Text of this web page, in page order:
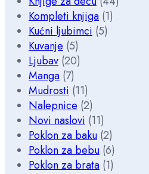
Kompleti knjiga (1)
Kućni ljubimci (5)
Kuvanje (5)
Ljubav (20)
Manga (7)
Mudrosti (11)
Nalepnice (2)
Novi naslovi (11)
Poklon za baku (2)
Poklon za bebu (6)
Poklon za brata (1)